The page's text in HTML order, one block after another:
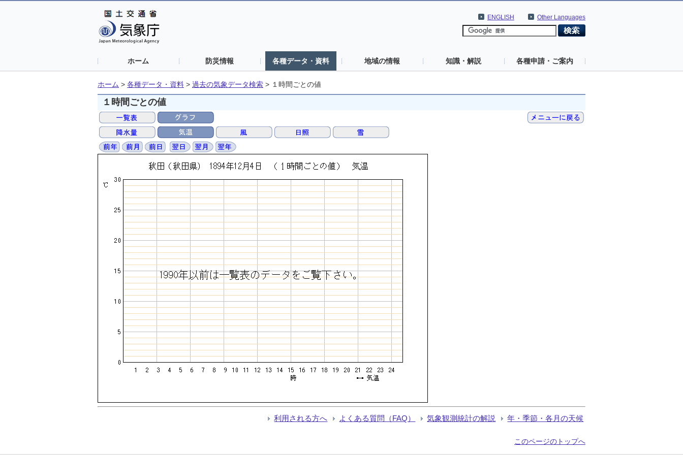
Other Languages
ENGLISH
ホーム 防災情報 各種データ・資料 地域の情報 知識・解説 各種申請・ご案内
ホーム > 各種データ・資料 > 過去の気象データ検索 > １時間ごとの値
１時間ごとの値
利用される方へ よくある質問（FAQ） 気象観測統計の解説 年・季節・各月の天候
このページのトップへ